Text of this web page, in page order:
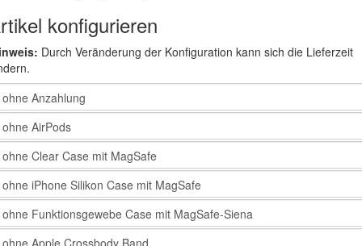
konfigurieren
Durch Veränderung der Konfiguration kann sich die Lieferzeit